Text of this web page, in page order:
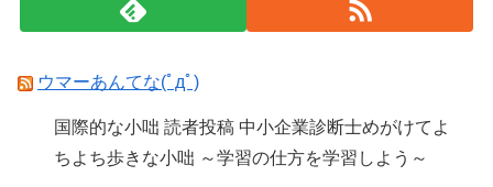
ウマーあんてな(ﾟдﾟ)
国際的な小咄 読者投稿 中小企業診断士めがけてよ
ちよち歩きな小咄 ～学習の仕方を学習しよう～